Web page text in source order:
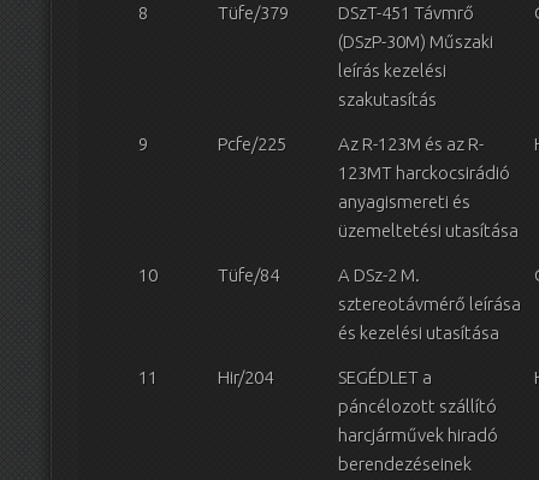
8 Tüfe/379
DSzT-451 Távmrő
(DSzP-30M) Műszaki
leírás kezelési
szakutasítás
9 Pcfe/225
Az R-123M és az R-
123MT harckocsirádió
anyagismereti és
üzemeltetési utasítása
10 Tüfe/84
A DSz-2 M.
sztereotávmérő leírása
és kezelési utasítása
11 Hir/204
SEGÉDLET a
páncélozott szállító
harcjárművek hiradó
berendezéseinek